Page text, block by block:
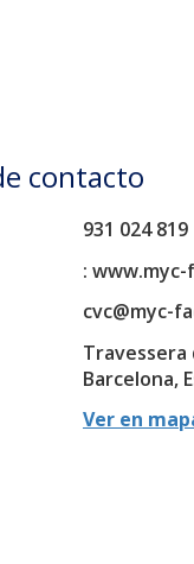
contacto
931 024 819
:
cvc@myc-
Travessera
Barcelona,
Ver en